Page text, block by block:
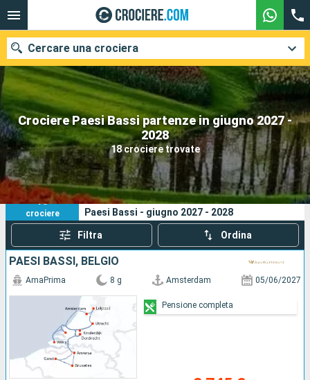
Crociere Paesi Bassi partenze in giugno 2027 -
2028
18 crociere trovate
Cercare una crociera
Le nostre destinazioni
Mesi di partenza
Porti Compagnie
Ricerca
18
crociere
I tuoi criteri di ricerca:
Paesi Bassi - giugno 2027 - 2028
Filtra Ordina
PAESI BASSI, BELGIO
AmaPrima 8 g Amsterdam 05/06/2027
Pensione completa